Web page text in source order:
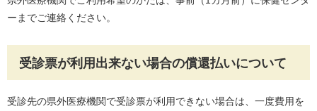
ーまでご連絡ください。
受診票が利用出来ない場合の償還払いについて
受診先の県外医療機関で受診票が利用できない場合は、一度費用を